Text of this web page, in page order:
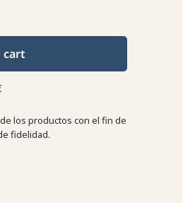
cart
los productos con el fin de
fidelidad.